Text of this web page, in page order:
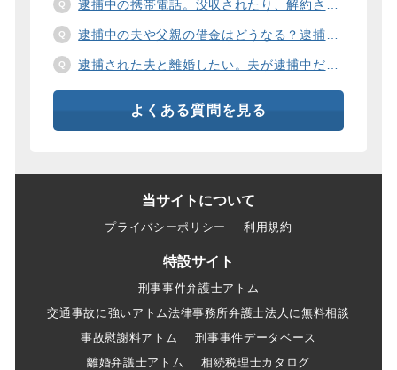
逮捕中の携帯電話。没収されたり、解約されたり、見られたりするの？
逮捕中の夫や父親の借金はどうなる？逮捕中の借金の支払い方法は。
逮捕された夫と離婚したい。夫が逮捕中だと慰謝料は増えるの？
よくある質問を見る
当サイトについて
プライバシーポリシー 利用規約
特設サイト
刑事事件弁護士アトム
交通事故に強いアトム法律事務所弁護士法人に無料相談
事故慰謝料アトム
刑事事件データベース
離婚弁護士アトム
相続税理士カタログ